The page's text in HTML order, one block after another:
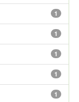
1
1
1
1
1